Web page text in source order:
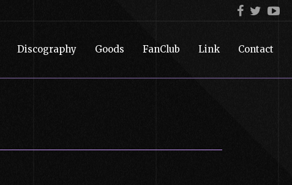
Discography Goods FanClub Link Contact